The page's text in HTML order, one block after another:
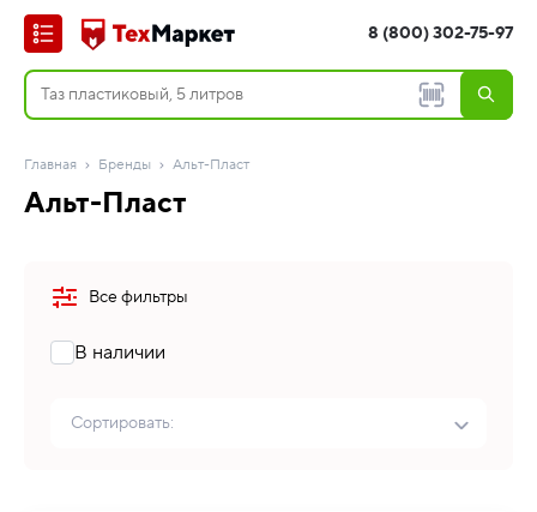
8 (800) 302-75-97
Главная Бренды Альт-Пласт
Альт-Пласт
Все фильтры
В наличии
Сортировать: